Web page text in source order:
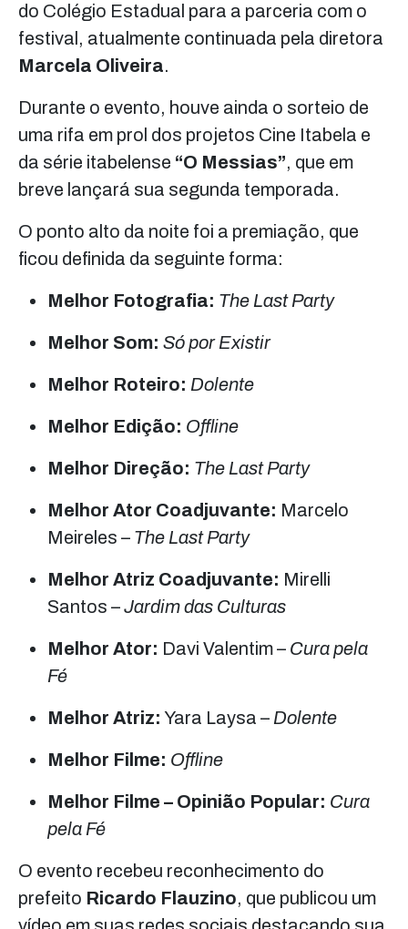
do Colégio Estadual para a parceria com o
festival, atualmente continuada pela diretora
Marcela Oliveira.
Durante o evento, houve ainda o sorteio de
uma rifa em prol dos projetos Cine Itabela e
da série itabelense “O Messias”, que em
breve lançará sua segunda temporada.
O ponto alto da noite foi a premiação, que
ficou definida da seguinte forma:
Melhor Fotografia: The Last Party
Melhor Som: Só por Existir
Melhor Roteiro: Dolente
Melhor Edição: Offline
Melhor Direção: The Last Party
Melhor Ator Coadjuvante: Marcelo
Meireles – The Last Party
Melhor Atriz Coadjuvante: Mirelli
Santos –Jardim das Culturas
Melhor Ator: Davi Valentim – Cura pela
Fé
Melhor Atriz: Yara Laysa – Dolente
Melhor Filme: Offline
Melhor Filme – Opinião Popular: Cura
pela Fé
O evento recebeu reconhecimento do
prefeito Ricardo Flauzino, que publicou um